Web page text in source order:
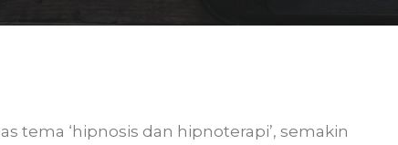
tema ‘hipnosis dan hipnoterapi’, semakin